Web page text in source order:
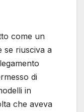
come un
se riusciva a
di
in
che aveva